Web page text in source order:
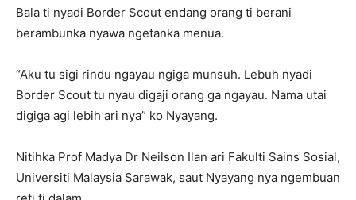
Bala ti nyadi Border Scout endang orang ti berani
berambunka nyawa ngetanka menua.
“Aku tu sigi rindu ngayau ngiga munsuh. Lebuh nyadi
Border Scout tu nyau digaji orang ga ngayau. Nama utai
digiga agi lebih ari nya” ko Nyayang.
Nitihka Prof Madya Dr Neilson Ilan ari Fakulti Sains Sosial,
Universiti Malaysia Sarawak, saut Nyayang nya ngembuan